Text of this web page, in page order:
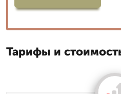
Тарифы и